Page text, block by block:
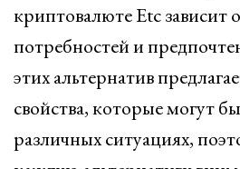
криптовалюте Etc зависит
потребностей и
этих альтернатив
свойства, которые могут
различных ситуациях,